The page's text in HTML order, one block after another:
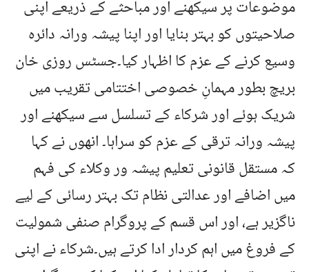
موضوعات پر سیکھنے اور مباحثے کے ذریعے اپنی
صلاحیتوں کو بہتر بنایا اور اپنا پیشہ ورانہ دائرہ
وسیع کرنے کے عزم کا اظہار کیا۔جسٹس روزی خان
بریچ بطور مہمانِ خصوصی اختتامی تقریب میں
شریک ہوئے اور شرکاء کے تسلسل سے سیکھنے اور
پیشہ ورانہ ترقی کے عزم کو سراہا۔ انھوں نے کہا
کہ مستقل قانونی تعلیم پیشہ ور وکلاء کی فہم
میں اضافے اور عدالتی نظام تک بہتر رسائی کے لیے
ناگزیر ہے، اور اس قسم کے پروگرام صنفی شمولیت
کے فروغ میں اہم کردار ادا کرتے ہیں۔شرکاء نے اپنی